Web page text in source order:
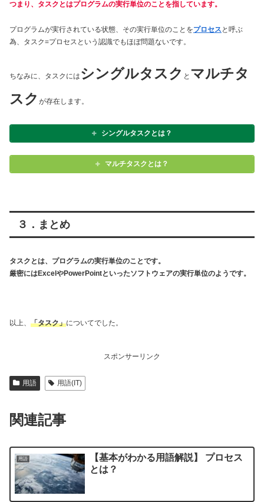
つまり、タスクとはプログラムの実行単位のことを指しています。
プログラムが実行されている状態、その実行単位のことをプロセス と呼ぶ
為、タスク=プロセスという認識でもほぼ問題ないです。
ちなみに、タスクには シングルタスク と マルチタ
スク が存在します。
シングルタスクとは？
マルチタスクとは？
３．まとめ
タスクとは、プログラムの実行単位のことです。
厳密にはExcelやPowerPointといったソフトウェアの実行単位のようです。
以上、 「タスク」についてでした。
スポンサーリンク
用語 用語(IT)
関連記事
用語
【基本がわかる用語解説】 プロセス
とは？